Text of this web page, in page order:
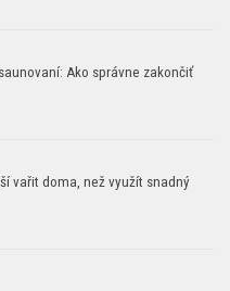
Ako správne zakončiť
vařit doma, než využít snadný